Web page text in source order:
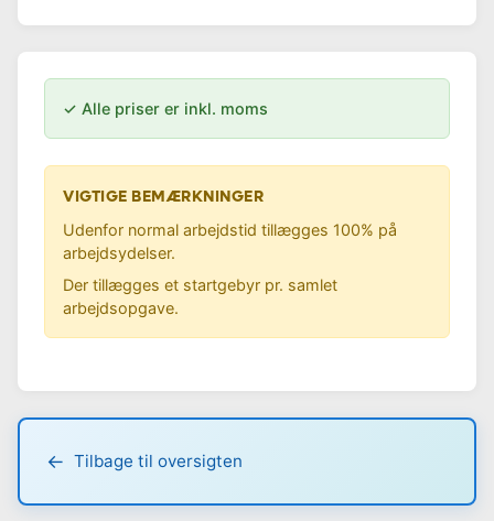
✓ Alle priser er inkl. moms
VIGTIGE BEMÆRKNINGER
Udenfor normal arbejdstid tillægges 100% på
arbejdsydelser.
Der tillægges et startgebyr pr. samlet
arbejdsopgave.
Tilbage til oversigten